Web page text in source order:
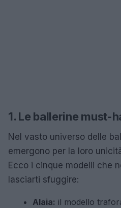
1. Le ballerine must-
Nel vasto universo delle
emergono per la loro
Ecco i cinque modelli che
lasciarti sfuggire:
Alaia: il modello